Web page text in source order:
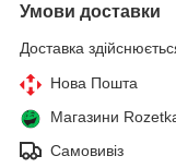
Умови доставки
Доставка
Нова Пошта
Магазини
Самовивіз